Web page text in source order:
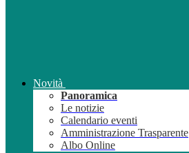
Novità
Panoramica
Le notizie
Calendario eventi
Amministrazione Trasparente
Albo Online